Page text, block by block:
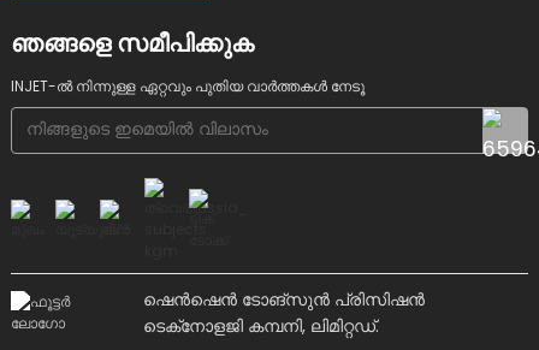
ഞങ്ങളെ സമീപിക്കുക
INJET-ൽ നിന്നുള്ള ഏറ്റവും പുതിയ വാർത്തകൾ നേടൂ
ഷെൻ‌ഷെൻ ടോങ്‌സുൻ പ്രിസിഷൻ
ടെക്‌നോളജി കമ്പനി, ലിമിറ്റഡ്.